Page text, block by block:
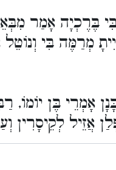
בֶּרֶכְיָה אָמַר
מְרַמֶּה בִּי
אָמְרֵי בֶּן
אֲזֵיל לְקֵיסָרִין